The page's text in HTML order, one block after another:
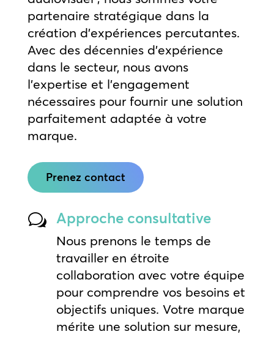
partenaire stratégique dans la
création d’expériences percutantes.
Avec des décennies d’expérience
dans le secteur, nous avons
l’expertise et l’engagement
nécessaires pour fournir une solution
parfaitement adaptée à votre
marque.
Prenez contact
w Approche consultative
Nous prenons le temps de
travailler en étroite
collaboration avec votre équipe
pour comprendre vos besoins et
objectifs uniques. Votre marque
mérite une solution sur mesure,